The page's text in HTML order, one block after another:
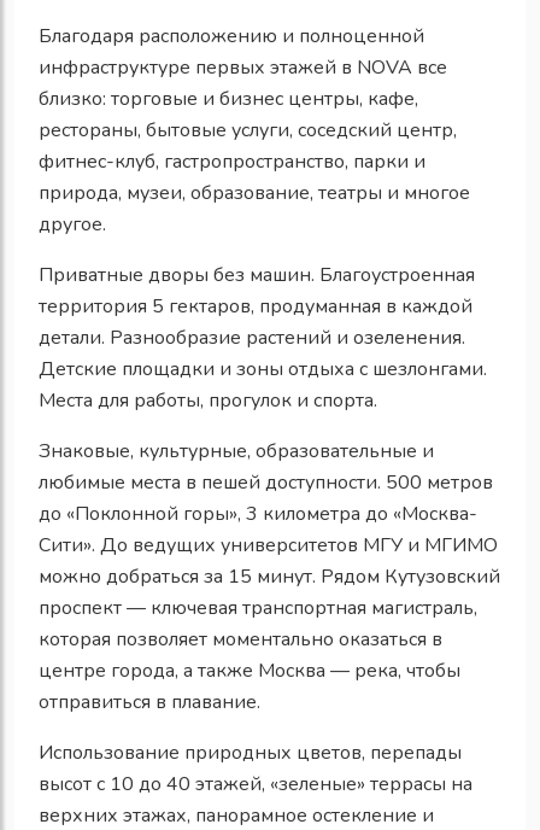
Благодаря расположению и полноценной
инфраструктуре первых этажей в NOVA все
близко: торговые и бизнес центры, кафе,
рестораны, бытовые услуги, соседский центр,
фитнес-клуб, гастропространство, парки и
природа, музеи, образование, театры и многое
другое.
Приватные дворы без машин. Благоустроенная
территория 5 гектаров, продуманная в каждой
детали. Разнообразие растений и озеленения.
Детские площадки и зоны отдыха с шезлонгами.
Места для работы, прогулок и спорта.
Знаковые, культурные, образовательные и
любимые места в пешей доступности. 500 метров
до «Поклонной горы», 3 километра до «Москва-
Сити». До ведущих университетов МГУ и МГИМО
можно добраться за 15 минут. Рядом Кутузовский
проспект — ключевая транспортная магистраль,
которая позволяет моментально оказаться в
центре города, а также Москва — река, чтобы
отправиться в плавание.
Использование природных цветов, перепады
высот с 10 до 40 этажей, «зеленые» террасы на
верхних этажах, панорамное остекление и